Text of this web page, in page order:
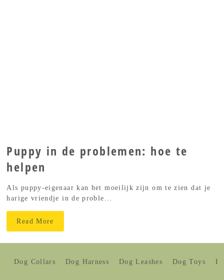
Puppy in de problemen: hoe te
helpen
Als puppy-eigenaar kan het moeilijk zijn om te zien dat je
harige vriendje in de proble...
Read More
Dog Collars Dog Harness Dog Leashes Dog Toys